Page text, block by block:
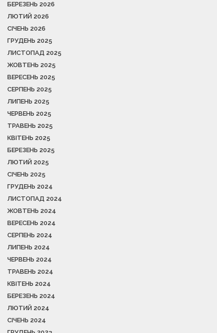
БЕРЕЗЕНЬ 2026
ЛЮТИЙ 2026
СІЧЕНЬ 2026
ГРУДЕНЬ 2025
ЛИСТОПАД 2025
ЖОВТЕНЬ 2025
ВЕРЕСЕНЬ 2025
СЕРПЕНЬ 2025
ЛИПЕНЬ 2025
ЧЕРВЕНЬ 2025
ТРАВЕНЬ 2025
КВІТЕНЬ 2025
БЕРЕЗЕНЬ 2025
ЛЮТИЙ 2025
СІЧЕНЬ 2025
ГРУДЕНЬ 2024
ЛИСТОПАД 2024
ЖОВТЕНЬ 2024
ВЕРЕСЕНЬ 2024
СЕРПЕНЬ 2024
ЛИПЕНЬ 2024
ЧЕРВЕНЬ 2024
ТРАВЕНЬ 2024
КВІТЕНЬ 2024
БЕРЕЗЕНЬ 2024
ЛЮТИЙ 2024
СІЧЕНЬ 2024